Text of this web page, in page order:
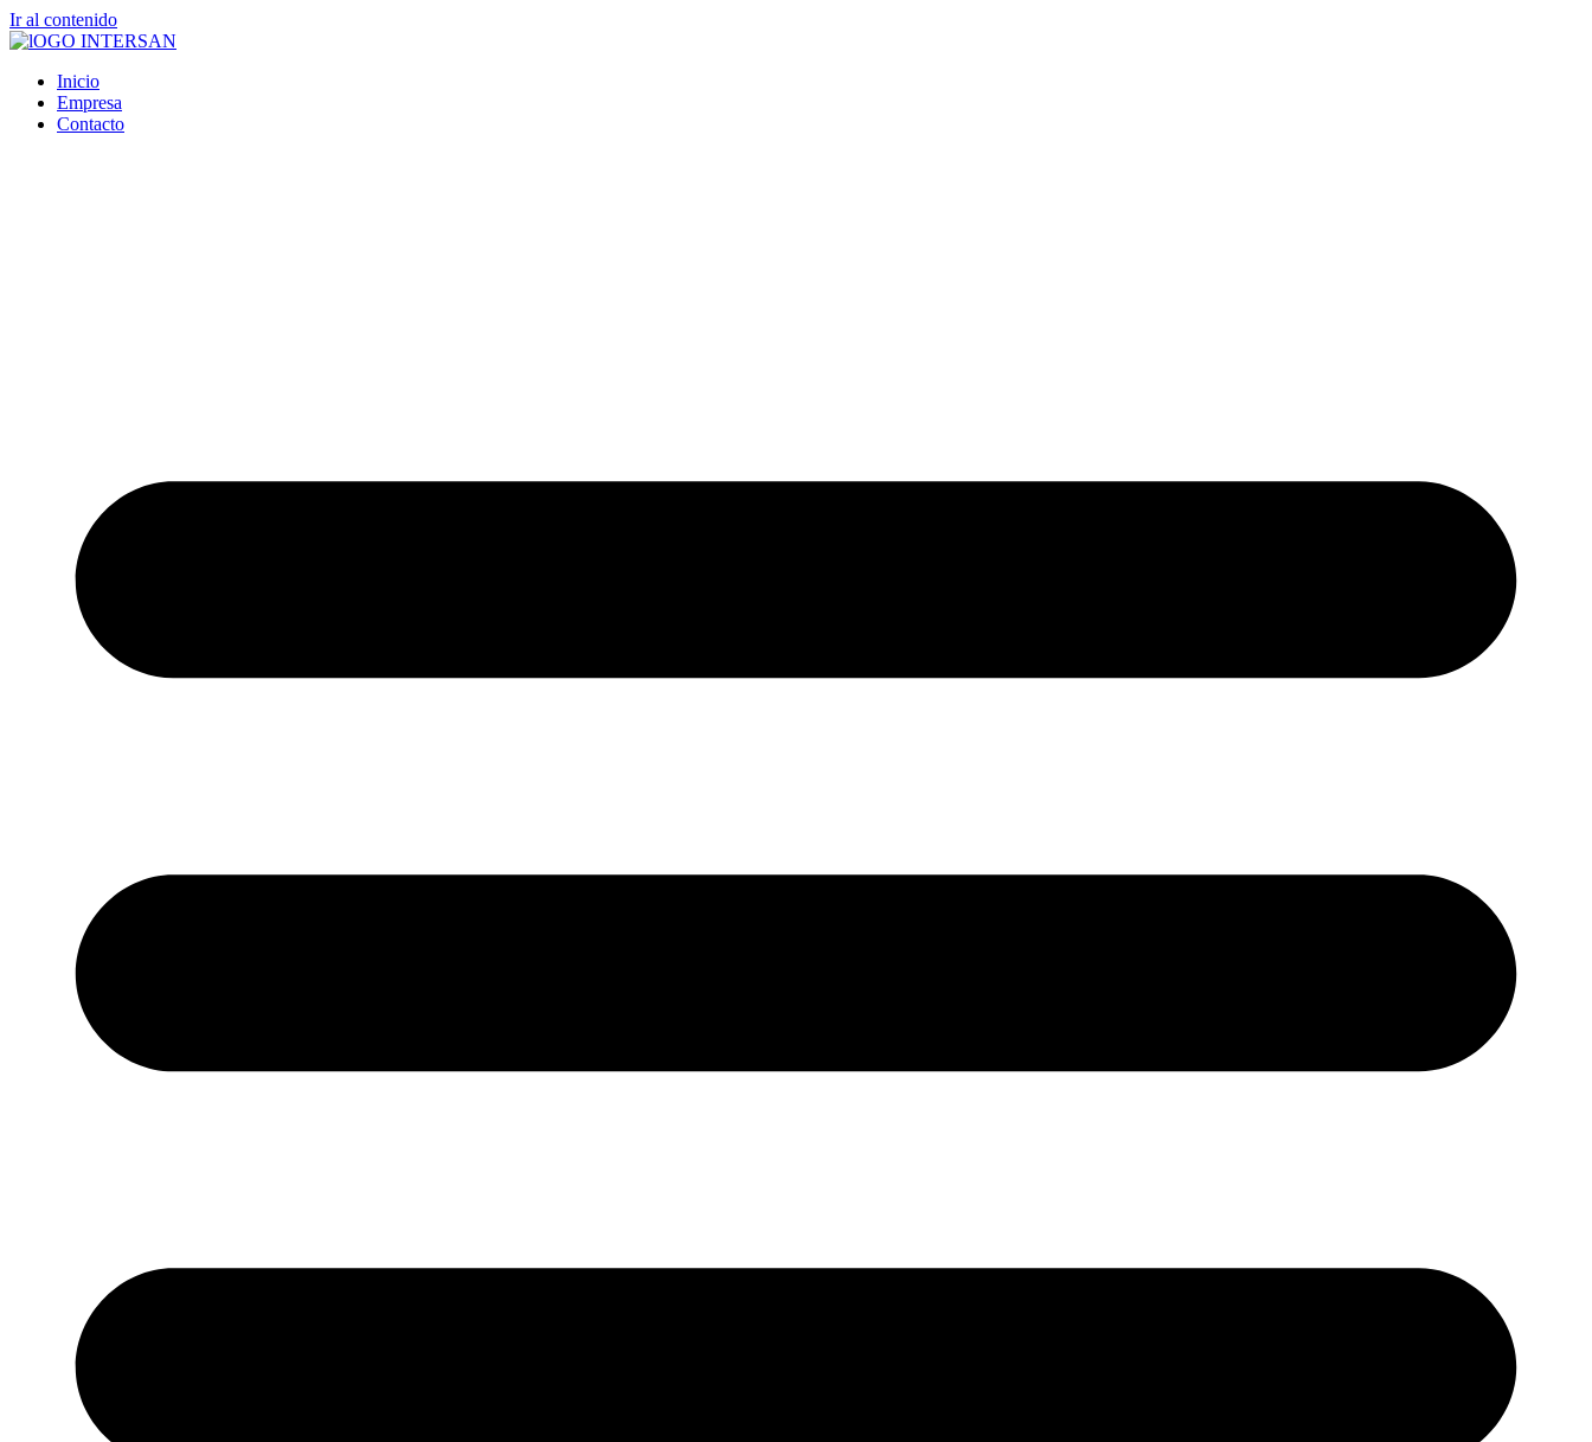
Ir al contenido
Inicio
Empresa
Contacto